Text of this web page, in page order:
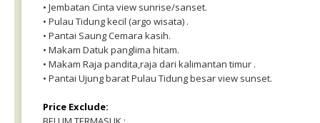
• Jembatan Cinta view sunrise/sanset.
• Pulau Tidung kecil (argo wisata) .
• Pantai Saung Cemara kasih.
• Makam Datuk panglima hitam.
• Makam Raja pandita,raja dari kalimantan timur .
• Pantai Ujung barat Pulau Tidung besar view sunset.
Price Exclude: